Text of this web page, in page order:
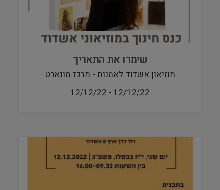
שימרו את התאריך
מוזיאון אשדוד לאמנות - מרכז מונארט
12/12/22
-
12/12/22